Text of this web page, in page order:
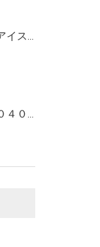
アイスブレイクはアイスブレイクで終わらせるな！
行動語録 その１０４０ 行動あるのみ！